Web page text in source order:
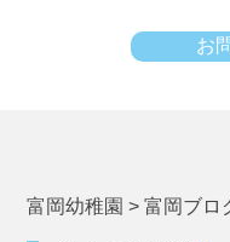
お
富岡幼稚園 >富岡ブロ